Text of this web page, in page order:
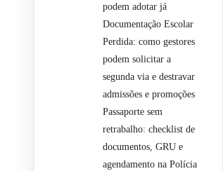
podem adotar já
Documentação Escolar
Perdida: como gestores
podem solicitar a
segunda via e destravar
admissões e promoções
Passaporte sem
retrabalho: checklist de
documentos, GRU e
agendamento na Polícia